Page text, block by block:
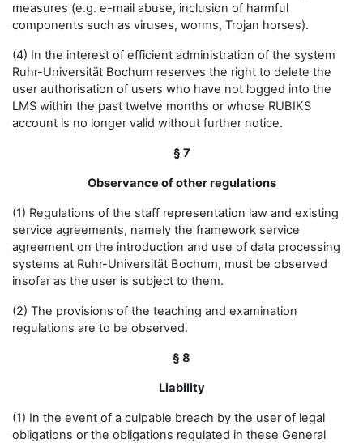
measures (e.g. e-mail abuse, inclusion of harmful
components such as viruses, worms, Trojan horses).
(4) In the interest of efficient administration of the system
Ruhr-Universität Bochum reserves the right to delete the
user authorisation of users who have not logged into the
LMS within the past twelve months or whose RUBIKS
account is no longer valid without further notice.
§ 7
Observance of other regulations
(1) Regulations of the staff representation law and existing
service agreements, namely the framework service
agreement on the introduction and use of data processing
systems at Ruhr-Universität Bochum, must be observed
insofar as the user is subject to them.
(2) The provisions of the teaching and examination
regulations are to be observed.
§ 8
Liability
(1) In the event of a culpable breach by the user of legal
obligations or the obligations regulated in these General